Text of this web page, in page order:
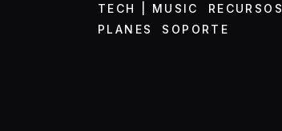
TECH | MUSIC
RECURSOS
PLANES
SOPORTE